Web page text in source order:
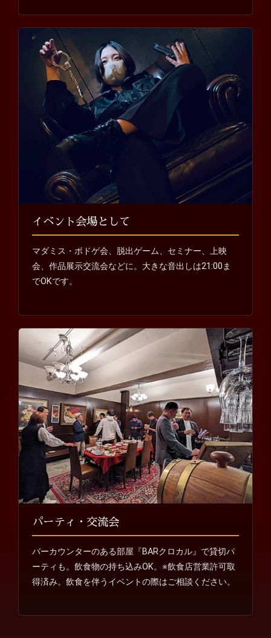
イベント会場として
マダミス・ボドゲ会、脱出ゲーム、セミナー、上映
会、作品展示交流会などに。大きな音出しは21:00ま
でOKです。
パーティ・交流会
バーカウンターのある部屋『BARクロカル』で貸切パ
ーティも。飲食物の持ち込みOK。※飲食店営業許可取
得済み。飲食を伴うイベントの際はご相談ください。